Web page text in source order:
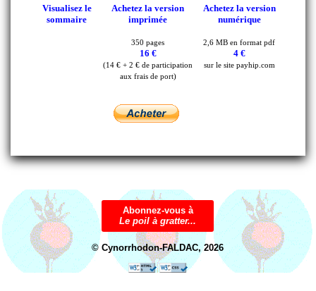
Abonnez-vous à
Le poil à gratter...
© Cynorrhodon-FALDAC, 2026